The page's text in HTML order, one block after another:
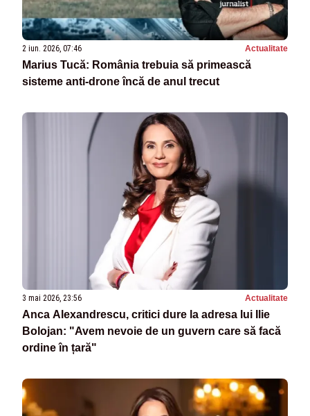
2 iun. 2026, 07:46 Actualitate
Marius Tucă: România trebuia să primească
sisteme anti-drone încă de anul trecut
3 mai 2026, 23:56 Actualitate
Anca Alexandrescu, critici dure la adresa lui Ilie
Bolojan: "Avem nevoie de un guvern care să facă
ordine în țară"